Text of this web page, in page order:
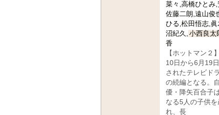
菜々,高橋ひとみ
佐藤二朗,遠山俊
ひる,松田悟志,
沼紀久, 小西良太
香
【ホットマン２
10日から6月19
されたテレビド
の続編となる。
優・降矢百合子
なる5人の子供
れ、長